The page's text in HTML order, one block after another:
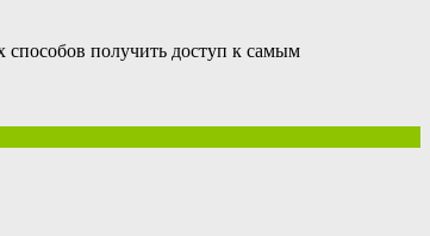
способов получить доступ к самым